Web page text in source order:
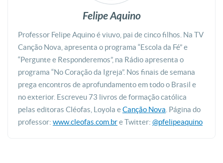
Felipe Aquino
Professor Felipe Aquino é viuvo, pai de cinco filhos. Na TV
Canção Nova, apresenta o programa “Escola da Fé” e
“Pergunte e Responderemos”, na Rádio apresenta o
programa “No Coração da Igreja”. Nos finais de semana
prega encontros de aprofundamento em todo o Brasil e
no exterior. Escreveu 73 livros de formação católica
pelas editoras Cléofas, Loyola eCanção Nova . Página do
professor: www.cleofas.com.bre Twitter: @pfelipeaquino